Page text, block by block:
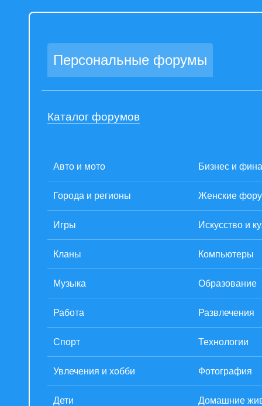
Персональные форумы
Каталог форумов
Авто и мото Бизнес и
Города и регионы Женские
Игры Искусство и
Кланы Компьютеры
Музыка Образование
Работа Развлечения
Спорт Технологии
Увлечения и хобби Фотография
Дети Домашние